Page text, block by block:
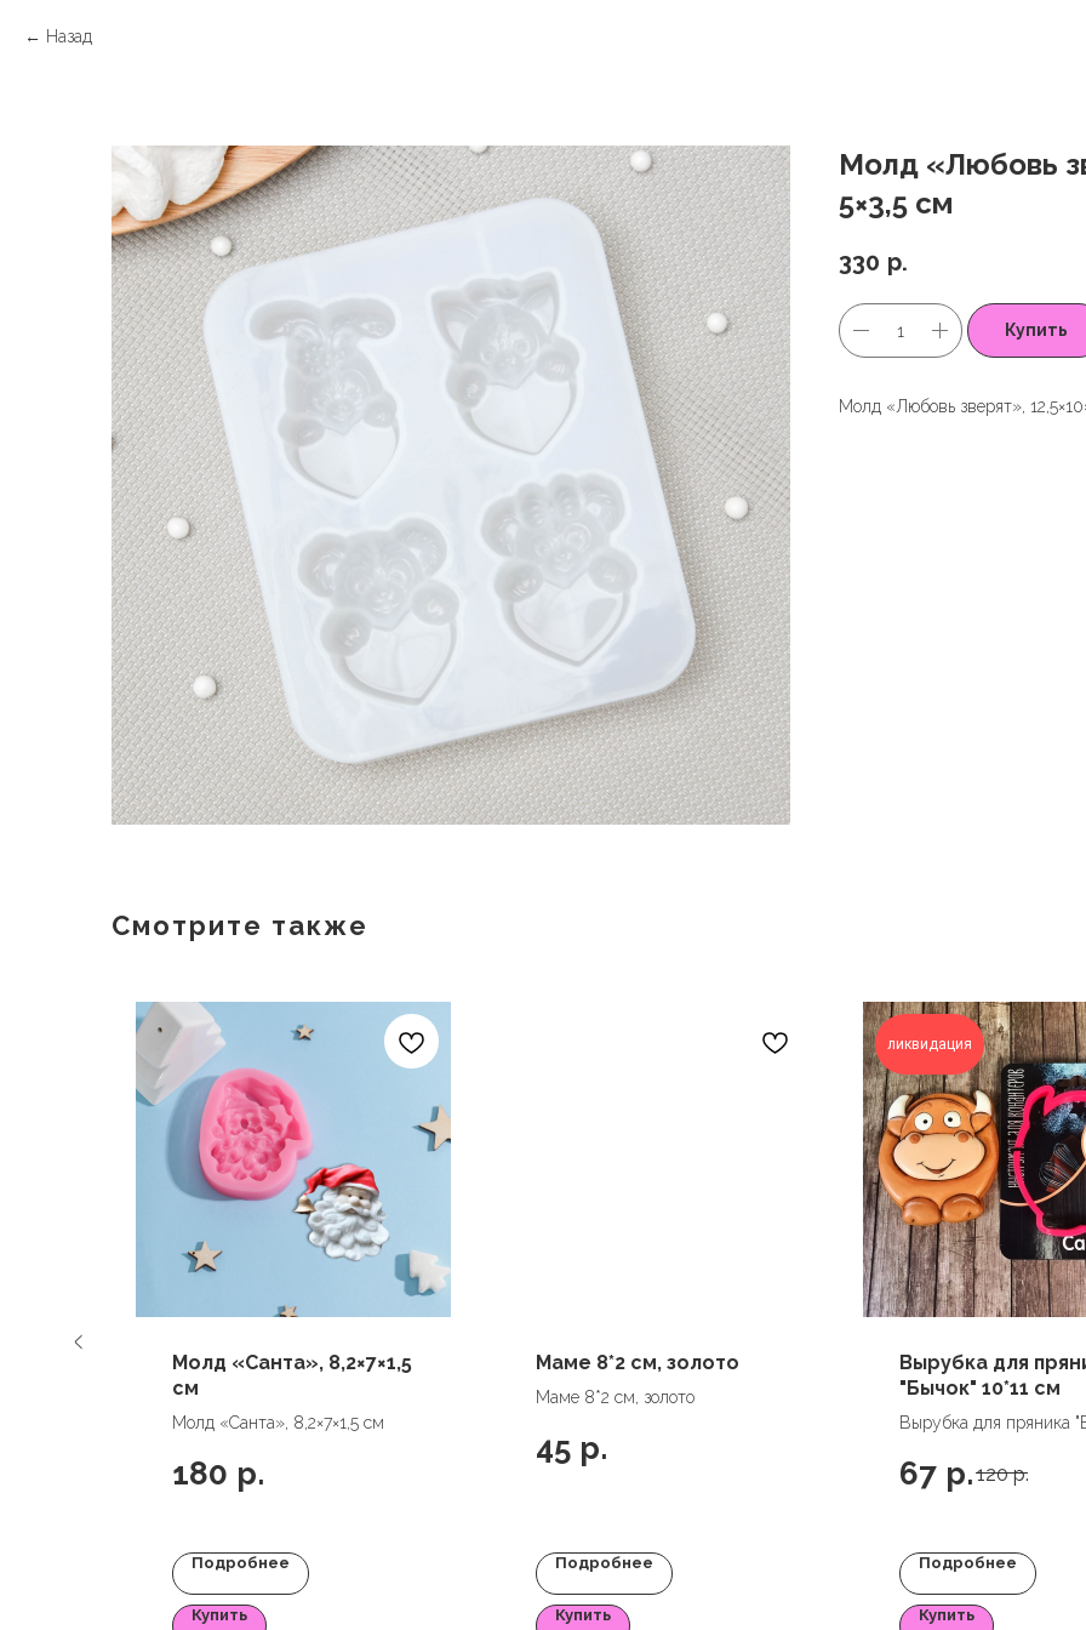
Назад
Молд «Любовь
5×3,5 см
330 р.
Купить
Молд «Любовь зверят»,
Смотрите также
Молд «Санта», 8,2×7×1,5
см
Молд «Санта», 8,2×7×1,5 см
180 р.
Подробнее
Купить
Маме 8*2 см, золото
Маме 8*2 см, золото
45 р.
Подробнее
Купить
ликвидация
Вырубка для
"Бычок" 10*11 см
Вырубка для пряника
67 р. 120 р.
Подробнее
Купить